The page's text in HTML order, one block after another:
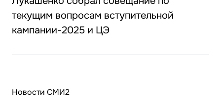
текущим вопросам вступительной
кампании-2025 и ЦЭ
Новости СМИ2